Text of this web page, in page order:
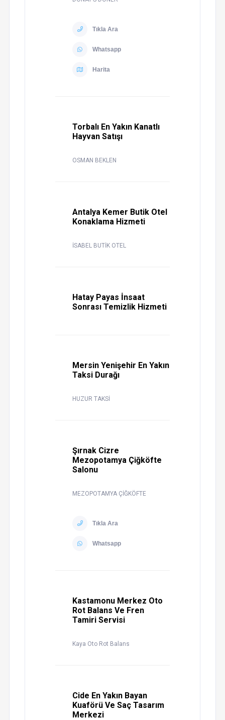
Tıkla Ara
Whatsapp
Harita
Torbalı En Yakın Kanatlı
Hayvan Satışı
OSMAN BEKLEN
Antalya Kemer Butik Otel
Konaklama Hizmeti
İSABEL BUTİK OTEL
Hatay Payas İnsaat
Sonrası Temizlik Hizmeti
Mersin Yenişehir En Yakın
Taksi Durağı
HUZUR TAKSİ
Şırnak Cizre
Mezopotamya Çiğköfte
Salonu
MEZOPOTAMYA ÇİĞKÖFTE
Tıkla Ara
Whatsapp
Kastamonu Merkez Oto
Rot Balans Ve Fren
Tamiri Servisi
Kaya Oto Rot Balans
Cide En Yakın Bayan
Kuaförü Ve Saç Tasarım
Merkezi